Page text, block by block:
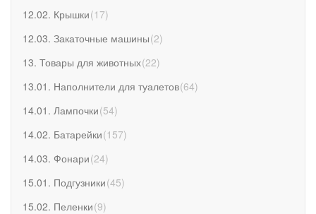
12.02. Крышки(17)
12.03. Закаточные машины(2)
13. Товары для животных(22)
13.01. Наполнители для туалетов(64)
14.01. Лампочки(54)
14.02. Батарейки(157)
14.03. Фонари(24)
15.01. Подгузники(45)
15.02. Пеленки(9)